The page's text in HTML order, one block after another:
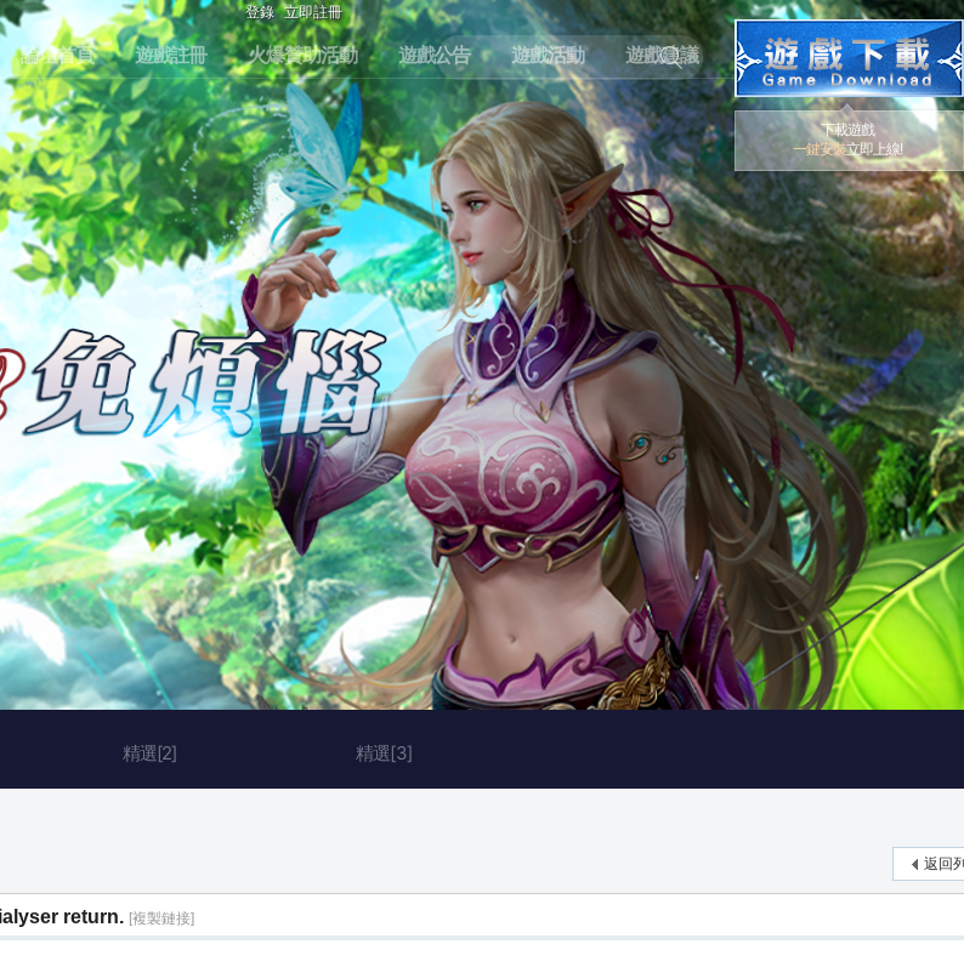
登錄 立即註冊
論壇首頁 遊戲註冊 火爆贊助活動 遊戲公告 遊戲活動 遊戲建議
下載遊戲
一鍵安裝立即上線!
精選[2] 精選[3]
返回
return. [複製鏈接]